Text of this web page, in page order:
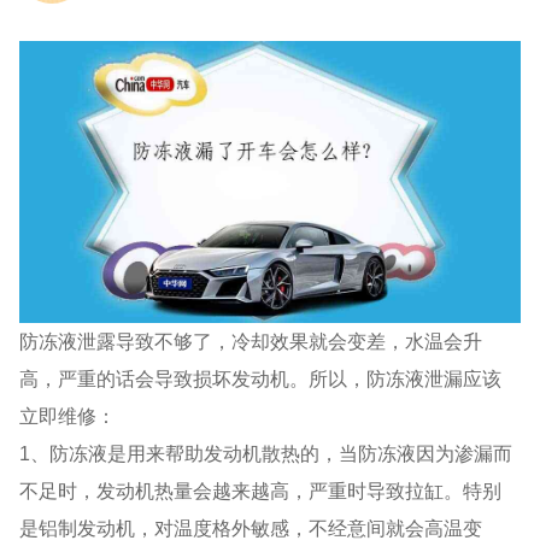
防冻液泄露导致不够了，冷却效果就会变差，水温会升
高，严重的话会导致损坏发动机。所以，防冻液泄漏应该
立即维修：
1、防冻液是用来帮助发动机散热的，当防冻液因为渗漏而
不足时，发动机热量会越来越高，严重时导致拉缸。特别
是铝制发动机，对温度格外敏感，不经意间就会高温变